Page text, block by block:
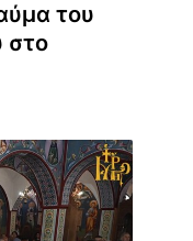
του
στο